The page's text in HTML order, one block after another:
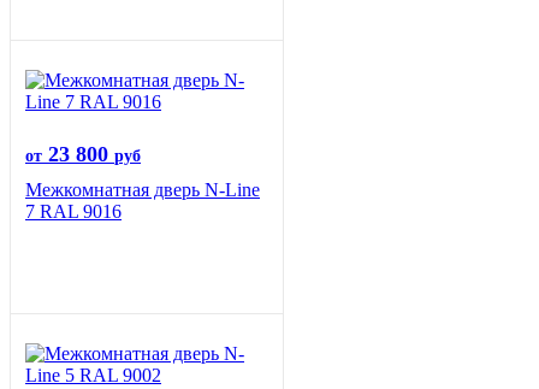
от 23 800 руб
Межкомнатная дверь N-Line
7 RAL 9016